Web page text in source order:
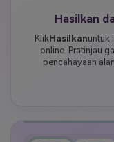
Hasilkan
KlikHasilkanuntuk
online. Pratinjau
pencahayaan